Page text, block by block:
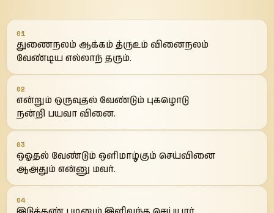
01
துணைநலம் ஆக்கம் த்ருஉம் வினைநலம்
வேண்டிய எல்லாந் தரும்.
02
என்றும் ஒருவுதல் வேண்டும் புகழொடு
நன்றி பயவா வினை.
03
ஒஓதல் வேண்டும் ஒளிமாழ்கும் செய்வினை
ஆஅதும் என்னு மவர்.
04